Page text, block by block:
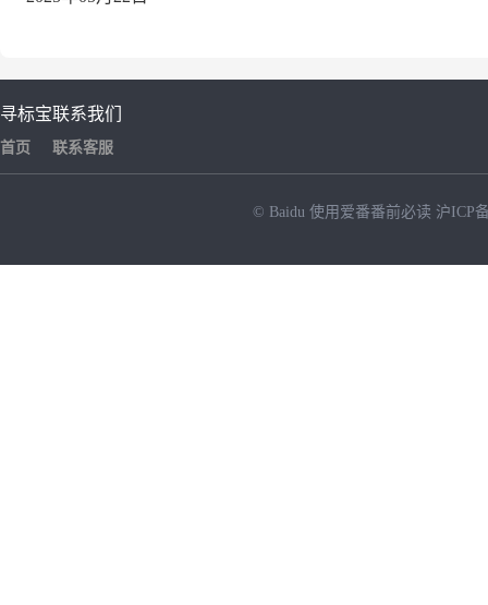
寻标宝
首页
联系我们
联系客服
© Baidu 使用爱番番前必读 沪ICP